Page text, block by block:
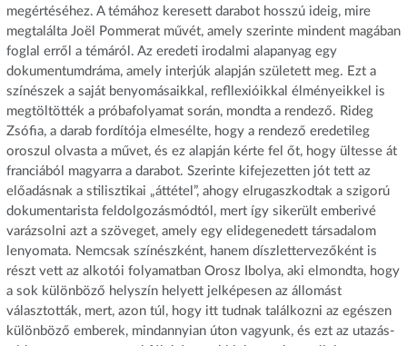
megértéséhez. A témához keresett darabot hosszú ideig, mire
megtalálta Joël Pommerat művét, amely szerinte mindent magában
foglal erről a témáról. Az eredeti irodalmi alapanyag egy
dokumentumdráma, amely interjúk alapján született meg. Ezt a
színészek a saját benyomásaikkal, refllexióikkal élményeikkel is
megtöltötték a próbafolyamat során, mondta a rendező. Rideg
Zsófia, a darab fordítója elmesélte, hogy a rendező eredetileg
oroszul olvasta a művet, és ez alapján kérte fel őt, hogy ültesse át
franciából magyarra a darabot. Szerinte kifejezetten jót tett az
előadásnak a stilisztikai „áttétel”, ahogy elrugaszkodtak a szigorú
dokumentarista feldolgozásmódtól, mert így sikerült emberivé
varázsolni azt a szöveget, amely egy elidegenedett társadalom
lenyomata. Nemcsak színészként, hanem díszlettervezőként is
részt vett az alkotói folyamatban Orosz Ibolya, aki elmondta, hogy
a sok különböző helyszín helyett jelképesen az állomást
választották, mert, azon túl, hogy itt tudnak találkozni az egészen
különböző emberek, mindannyian úton vagyunk, és ezt az utazás-